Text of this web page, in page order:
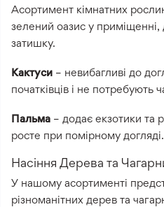
Асортимент кімнатних
зелений оазис у приміщенні,
затишку.
Кактуси – невибагливі до
початківців і не потребують
Пальма – додає екзотики та
росте при помірному догляді.
Насіння Дерева та
У нашому асортименті
різноманітних дерев та